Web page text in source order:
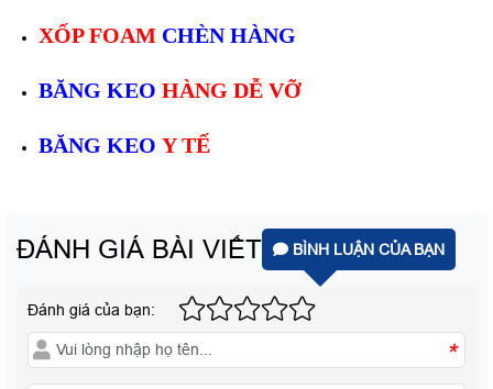
XỐP FOAM CHÈN HÀNG
BĂNG KEO HÀNG DỄ VỠ
BĂNG KEO Y TẾ
ĐÁNH GIÁ BÀI VIẾT BÌNH LUẬN CỦA BẠN
Đánh giá của bạn:
*